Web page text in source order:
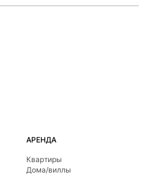
АРЕНДА
Квартиры
Дома/виллы